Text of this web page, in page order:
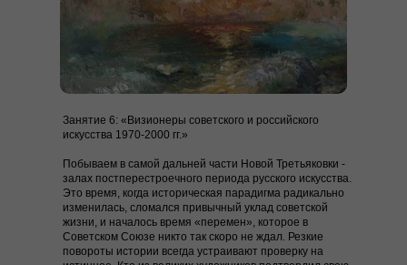
Занятие 6: «Визионеры советского и российского
искусства 1970-2000 гг.»
Побываем в самой дальней части Новой Третьяковки -
залах постперестроечного периода русского искусства.
Это время, когда историческая парадигма радикально
изменилась, сломался привычный уклад советской
жизни, и началось время «перемен», которое в
Советском Союзе никто так скоро не ждал. Резкие
повороты истории всегда устраивают проверку на